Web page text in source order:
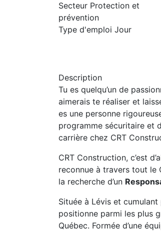
Secteur Protection et
prévention
Type d'emploi Jour
Description
Tu es quelqu’un de
aimerais te réaliser et
es une personne
programme sécuritaire et
carrière chez CRT
CRT Construction, c’est
reconnue à travers tout le
la recherche d’un
Située à Lévis et
positionne parmi les plus
Québec. Formée d’une